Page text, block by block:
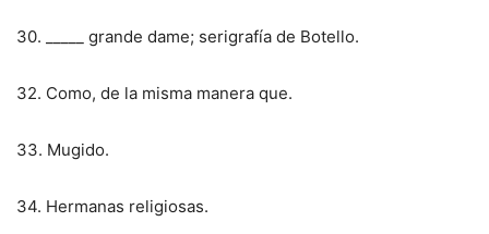
30. _____ grande dame; serigrafía de Botello.
32. Como, de la misma manera que.
33. Mugido.
34. Hermanas religiosas.